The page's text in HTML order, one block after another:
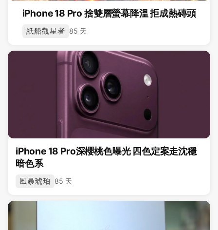
iPhone 18 Pro 捨雙層螢幕降溫 拒成熱磚頭
紙船觀星者 85 天
iPhone 18 Pro深櫻桃色曝光 四色定案走沈穩
暗色系
風暴琥珀 85 天